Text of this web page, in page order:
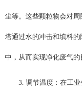
尘等。这些颗粒物会对
塔通过水的冲击和填料
中，从而实现净化废气的
3. 调节温度：在工